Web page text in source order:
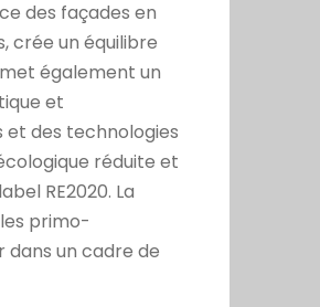
des façades en
crée un équilibre
également un
et
des technologies
réduite et
RE2020. La
primo-
un cadre de